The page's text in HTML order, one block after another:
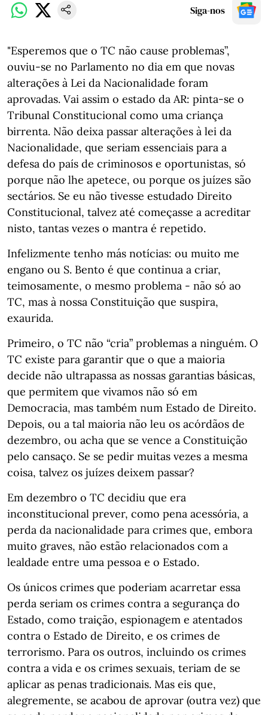
Siga-nos
"Esperemos que o TC não cause problemas”,
ouviu-se no Parlamento no dia em que novas
alterações à Lei da Nacionalidade foram
aprovadas. Vai assim o estado da AR: pinta-se o
Tribunal Constitucional como uma criança
birrenta. Não deixa passar alterações à lei da
Nacionalidade, que seriam essenciais para a
defesa do país de criminosos e oportunistas, só
porque não lhe apetece, ou porque os juízes são
sectários. Se eu não tivesse estudado Direito
Constitucional, talvez até começasse a acreditar
nisto, tantas vezes o mantra é repetido.
Infelizmente tenho más notícias: ou muito me
engano ou S. Bento é que continua a criar,
teimosamente, o mesmo problema - não só ao
TC, mas à nossa Constituição que suspira,
exaurida.
Primeiro, o TC não “cria” problemas a ninguém. O
TC existe para garantir que o que a maioria
decide não ultrapassa as nossas garantias básicas,
que permitem que vivamos não só em
Democracia, mas também num Estado de Direito.
Depois, ou a tal maioria não leu os acórdãos de
dezembro, ou acha que se vence a Constituição
pelo cansaço. Se se pedir muitas vezes a mesma
coisa, talvez os juízes deixem passar?
Em dezembro o TC decidiu que era
inconstitucional prever, como pena acessória, a
perda da nacionalidade para crimes que, embora
muito graves, não estão relacionados com a
lealdade entre uma pessoa e o Estado.
Os únicos crimes que poderiam acarretar essa
perda seriam os crimes contra a segurança do
Estado, como traição, espionagem e atentados
contra o Estado de Direito, e os crimes de
terrorismo. Para os outros, incluindo os crimes
contra a vida e os crimes sexuais, teriam de se
aplicar as penas tradicionais. Mas eis que,
alegremente, se acabou de aprovar (outra vez) que